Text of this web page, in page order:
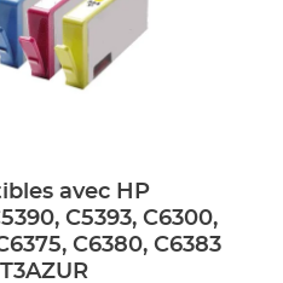
avec HP
C5393, C6300,
C6380, C6383